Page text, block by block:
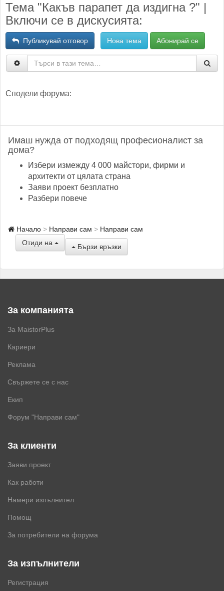
Тема "Какъв парапет да издигна ?" |
Включи се в дискусията:
Публикувай отговор Нова тема Абонирай се
Сподели форума:
Имаш нужда от подходящ професионалист за
дома?
Избери измежду 4 000 майстори, фирми и
архитекти от цялата страна
Заяви проект безплатно
Разбери повече
Начало Направи сам
Направи сам
Отиди на
Бързи връзки
За компанията
За MaistorPlus
Кариери
Реклама
Свържете се с нас
Екип
Форум "Направи сам"
За клиенти
Заяви проект
Как работи
Намери изпълнител
Помощ
За потребители на форума
За изпълнители
Регистрация